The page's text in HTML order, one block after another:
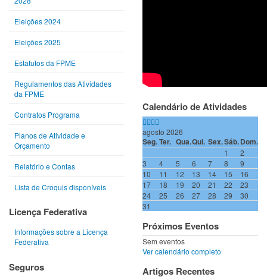
Eleições 2024
Eleições 2025
Estatutos da FPME
Regulamentos das Atividades
da FPME
Contratos Programa
Planos de Atividade e
Orçamento
Relatório e Contas
Lista de Croquis disponíveis
Licença Federativa
Informações sobre a Licença
Federativa
Seguros
Calendário de Atividades
agosto 2026
Seg.Ter. Qua.Qui. Sex.Sáb.Dom.
1
2
3
4 5 6 7 8
9
10
11 12 13 14 15
16
17
18 19 20 21 22
23
24
25 26 27 28 29
30
31
Próximos Eventos
Sem eventos
Ver calendário completo
Artigos Recentes